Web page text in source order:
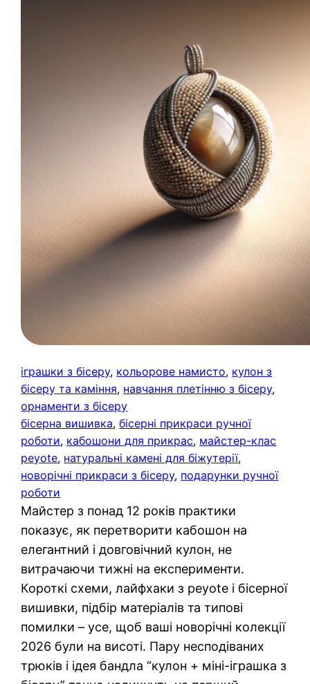
іграшки з бісеру, кольорове намисто, кулон з
бісеру та каміння, навчання плетінню з бісеру
орнаменти з бісеру
бісерна вишивка, бісерні прикраси ручної
роботи, кабошони для прикрас, майстер-клас
peyote, натуральні камені для біжутерії
новорічні прикраси з бісеру, подарунки ручної
роботи
Майстер з понад 12 років практики
показує, як перетворити кабошон на
елегантний і довговічний кулон, не
витрачаючи тижні на експерименти.
Короткі схеми, лайфхаки з peyote і бісерної
вишивки, підбір матеріалів та типові
помилки – усе, щоб ваші новорічні колекції
2026 були на висоті. Пару несподіваних
трюків і ідея бандла “кулон + міні-іграшка з